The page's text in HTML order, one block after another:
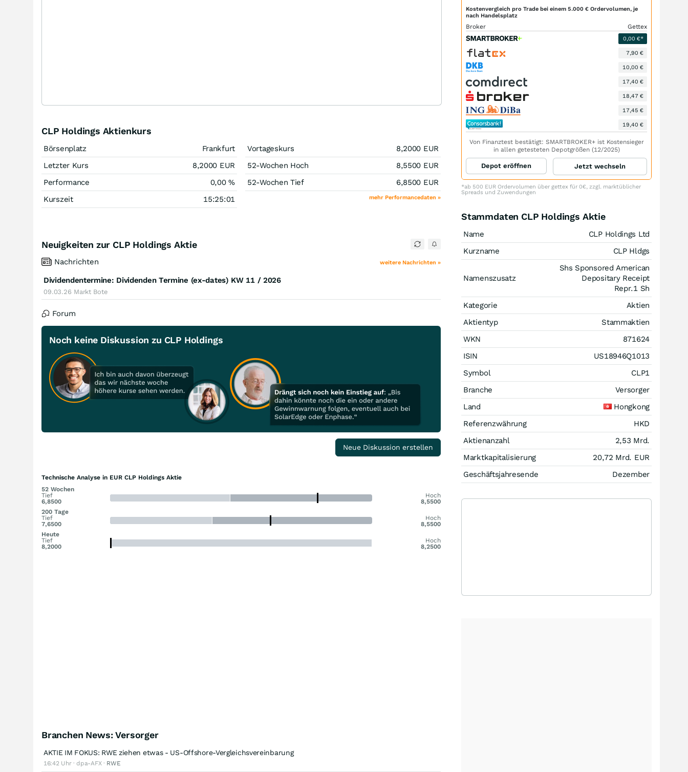
CLP Holdings Aktienkurs
Börsenplatz
Frankfurt
Letzter Kurs
8,2000 EUR
Performance
0,00%
Kurszeit
15:25:01
Vortageskurs 8,2000 EUR
52-Wochen Hoch
8,5500 EUR
52-Wochen Tief
6,8500 EUR
mehr Performancedaten »
Neuigkeiten zur CLP Holdings Aktie
Nachrichten weitere Nachrichten »
Dividendentermine: Dividenden Termine (ex-dates) KW 11 / 2026
09.03.26 Markt Bote
Forum
Noch keine Diskussion zu CLP Holdings
Neue Diskussion erstellen
Technische Analyse in EUR CLP Holdings Aktie
52 Wochen
Tief
6,8500
Hoch
8,5500
200 Tage
Tief
7,6500
Hoch
8,5500
Heute
Tief
8,2000
Hoch
8,2500
Branchen News: Versorger
AKTIE IM FOKUS: RWE ziehen etwas - US-Offshore-Vergleichsvereinbarung
16:42 Uhr · dpa-AFX · RWE
Kostenvergleich pro Trade bei einem 5.000 € Ordervolumen, je
nach Handelsplatz
Broker Gettex
0,00 €*
7,90 €
10,00 €
17,40 €
18,47 €
17,45 €
19,40 €
Von Finanztest bestätigt: SMARTBROKER+ ist Kostensieger
in allen getesteten Depotgrößen (12/2025)
Depot eröffnen Jetzt wechseln
*ab 500 EUR Ordervolumen über gettex für 0€, zzgl. marktüblicher
Spreads und Zuwendungen
Stammdaten CLP Holdings Aktie
Name
CLP Holdings Ltd
Kurzname
CLP Hldgs
Namenszusatz
Shs Sponsored American
Depositary Receipt
Repr.1 Sh
Kategorie
Aktien
Aktientyp
Stammaktien
WKN
871624
ISIN
US18946Q1013
Symbol
CLP1
Branche
Versorger
Land
Hongkong
Referenzwährung
HKD
Aktienanzahl
2,53 Mrd.
Marktkapitalisierung
20,72 Mrd. EUR
Geschäftsjahresende
Dezember